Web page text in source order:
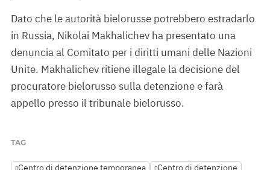
Dato che le autorità bielorusse potrebbero estradarlo
in Russia, Nikolai Makhalichev ha presentato una
denuncia al Comitato per i diritti umani delle Nazioni
Unite. Makhalichev ritiene illegale la decisione del
procuratore bielorusso sulla detenzione e farà
appello presso il tribunale bielorusso.
TAG
Centro di detenzione temporanea Centro di detenzione